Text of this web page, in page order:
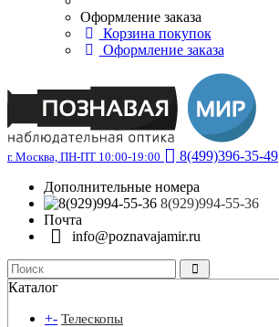
Оформление заказа
Корзина покупок
Оформление заказа
г. Москва, ПН-ПТ 10:00-19:00
8(499)396-35-49
Дополнительные номера
8(929)994-55-36
Почта
info@poznavajamir.ru
Каталог
+- Телескопы